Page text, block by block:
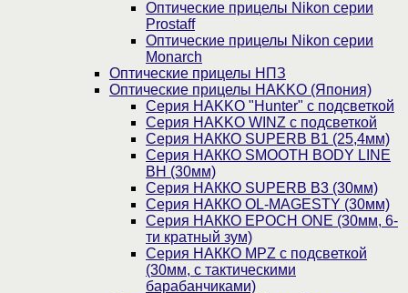
Оптические прицелы Nikon серии
Prostaff
Оптические прицелы Nikon серии
Monarch
Оптические прицелы НПЗ
Оптические прицелы HAKKO (Япония)
Cерия HAKKO "Hunter" с подсветкой
Серия НAKKO WINZ с подсветкой
Серия НАККО SUPERB B1 (25,4мм)
Серия НАККО SMOOTH BODY LINE
BH (30мм)
Серия НАККО SUPERB B3 (30мм)
Серия НАККО OL-MAGESTY (30мм)
Серия НАККО EPOCH ONE (30мм, 6-
ти кратный зум)
Серия НАККО MPZ с подсветкой
(30мм, c тактическими
барабанчиками)